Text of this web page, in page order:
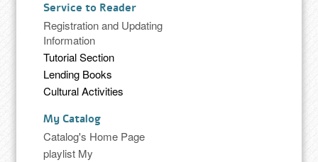
Service to Reader
Registration and Updating
Information
Tutorial Section
Lending Books
Cultural Activities
My Catalog
Catalog's Home Page
playlist My